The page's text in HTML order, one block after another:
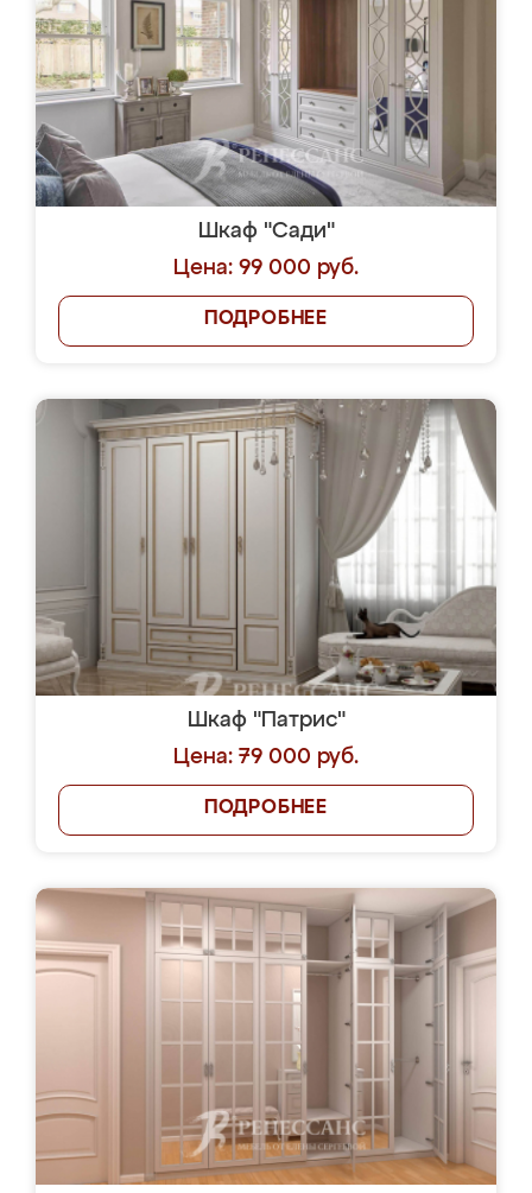
Шкаф "Сади"
Цена: 99 000 руб.
ПОДРОБНЕЕ
Шкаф "Патрис"
Цена: 79 000 руб.
ПОДРОБНЕЕ